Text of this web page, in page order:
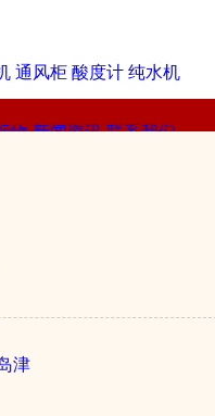
通风柜 酸度计 纯水机
津
物 新闻资讯 联系我们
备